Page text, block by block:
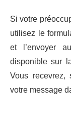
Si votre
utilisez le
et l’envoyer
disponible sur
Vous recevrez,
votre message